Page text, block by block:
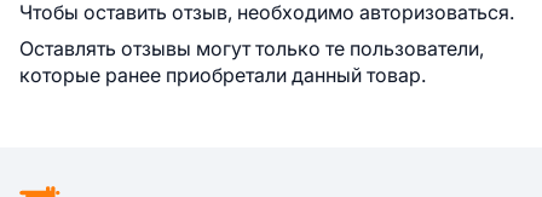
Чтобы оставить отзыв, необходимо авторизоваться.
Оставлять отзывы могут только те пользователи,
которые ранее приобретали данный товар.